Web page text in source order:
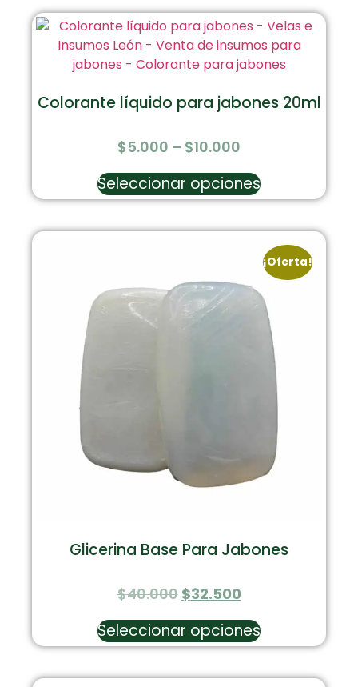
Colorante líquido para jabones 20ml
$5.000 – $10.000
Seleccionar opciones
¡Oferta!
Glicerina Base Para Jabones
$40.000 $32.500
Seleccionar opciones